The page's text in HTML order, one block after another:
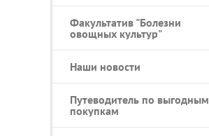
Факультатив "Болезни
овощных культур"
Наши новости
Путеводитель по выгодным
покупкам